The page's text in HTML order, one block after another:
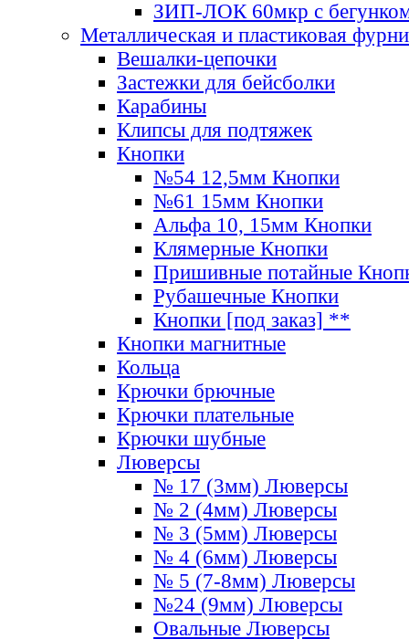
ЗИП-ЛОК 60мкр с
Металлическая и пластиковая
Вешалки-цепочки
Застежки для бейсболки
Карабины
Клипсы для подтяжек
Кнопки
№54 12,5мм Кнопки
№61 15мм Кнопки
Альфа 10, 15мм Кнопки
Клямерные Кнопки
Пришивные потайные
Рубашечные Кнопки
Кнопки [под заказ] **
Кнопки магнитные
Кольца
Крючки брючные
Крючки плательные
Крючки шубные
Люверсы
№ 17 (3мм) Люверсы
№ 2 (4мм) Люверсы
№ 3 (5мм) Люверсы
№ 4 (6мм) Люверсы
№ 5 (7-8мм) Люверсы
№24 (9мм) Люверсы
Овальные Люверсы